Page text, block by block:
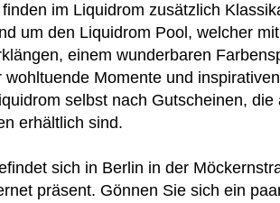
im Liquidrom zusätzlich
um den Liquidrom Pool, welcher
einem wunderbaren
wohltuende Momente und
selbst nach Gutscheinen,
erhältlich sind.
sich in Berlin in der
präsent. Gönnen Sie sich ein